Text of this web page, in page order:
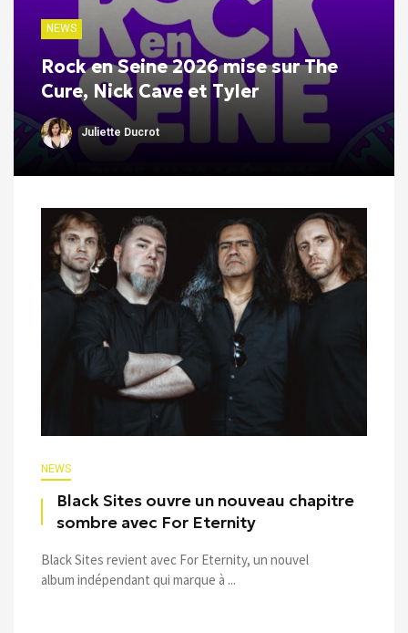
NEWS
Rock en Seine 2026 mise sur The
Cure, Nick Cave et Tyler
Juliette Ducrot
NEWS
Black Sites ouvre un nouveau chapitre
sombre avec For Eternity
Black Sites revient avec For Eternity, un nouvel
album indépendant qui marque à ...